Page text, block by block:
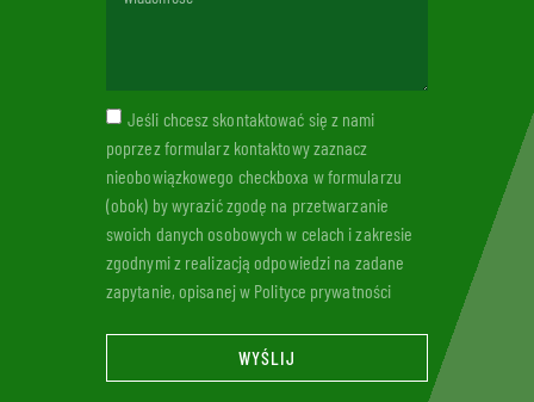
Jeśli chcesz skontaktować się z nami
poprzez formularz kontaktowy zaznacz
nieobowiązkowego checkboxa w formularzu
(obok) by wyrazić zgodę na przetwarzanie
swoich danych osobowych w celach i zakresie
zgodnymi z realizacją odpowiedzi na zadane
zapytanie, opisanej w Polityce prywatności
WYŚLIJ